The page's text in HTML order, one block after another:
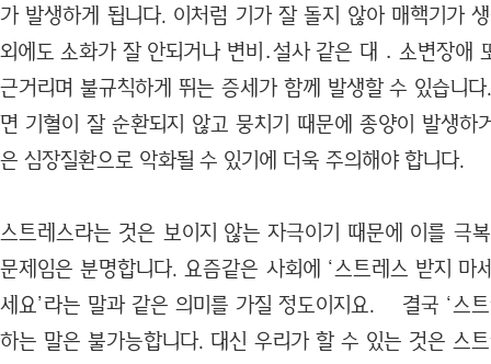
가 발생하게 됩니다. 이처럼 기가 잘 돌지 않아 매핵기가
외에도 소화가 잘 안되거나 변비․설사 같은 대 ․ 소변장애
근거리며 불규칙하게 뛰는 증세가 함께 발생할 수 있습니
면 기혈이 잘 순환되지 않고 뭉치기 때문에 종양이 발생하
은 심장질환으로 악화될 수 있기에 더욱 주의해야 합니다.
스트레스라는 것은 보이지 않는 자극이기 때문에 이를 극
문제임은 분명합니다. 요즘같은 사회에 ‘스트레스 받지 마
세요’라는 말과 같은 의미를 가질 정도이지요. 결국 ‘스
하는 말은 불가능합니다. 대신 우리가 할 수 있는 것은 스